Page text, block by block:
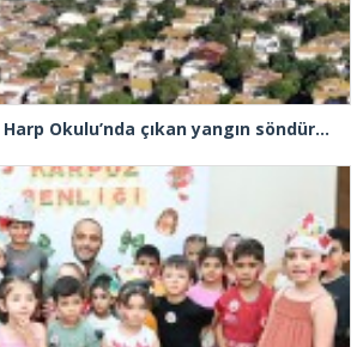
Heybeliada Deniz Harp Okulu’nda çıkan yangın söndürüldü